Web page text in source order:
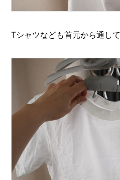
Tシャツなども首元から通して